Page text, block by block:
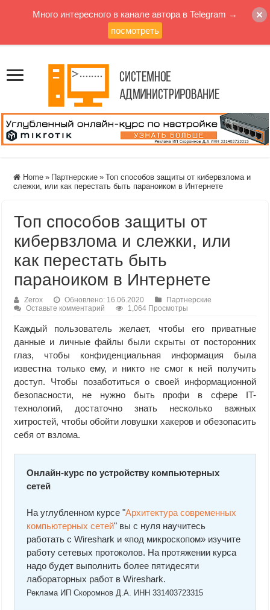
Home » Партнерские » Топ способов защиты от кибервзлома и
слежки, или как перестать быть параноиком в Интернете
Топ способов защиты от
кибервзлома и слежки, или
как перестать быть
параноиком в Интернете
Zerox Обновлено: 16.06.2020
Партнерские
Оставьте комментарий
1,064 Просмотры
Каждый пользователь желает, чтобы его приватные
данные и личные файлы были скрыты от посторонних
глаз, чтобы конфиденциальная информация была
известна только ему, и никто не смог к ней получить
доступ. Чтобы позаботиться о своей информационной
безопасности, не нужно быть профи в сфере IT-
технологий, достаточно знать несколько важных
хитростей, чтобы обойти ловушки хакеров и обезопасить
себя от взлома.
Онлайн-курс по устройству компьютерных
сетей
На углубленном курсе "Архитектура современных
компьютерных сетей" вы с нуля научитесь
работать с Wireshark и «под микроскопом» изучите
работу сетевых протоколов. На протяжении курса
надо будет выполнить более пятидесяти
лабораторных работ в Wireshark.
Реклама ИП Скоромнов Д.А. ИНН 331403723315
Много интересного в канале автора в Telegram →
посмотреть